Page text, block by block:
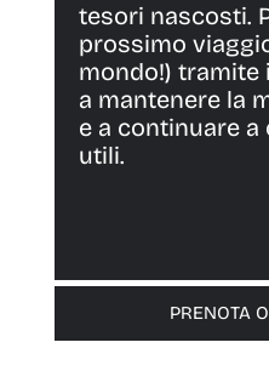
tesori nascosti.
prossimo
mondo!) tramite
a mantenere la
e a continuare
utili.
PRENOTA